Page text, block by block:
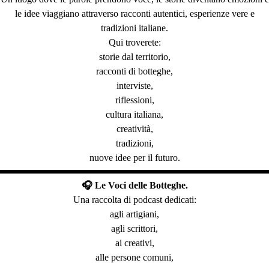
le idee viaggiano attraverso racconti autentici, esperienze vere e
tradizioni italiane.
Qui troverete:
storie dal territorio,
racconti di botteghe,
interviste,
riflessioni,
cultura italiana,
creatività,
tradizioni,
nuove idee per il futuro.
🎧 Le Voci delle Botteghe.
Una raccolta di podcast dedicati:
agli artigiani,
agli scrittori,
ai creativi,
alle persone comuni,